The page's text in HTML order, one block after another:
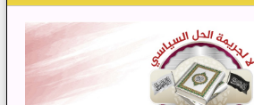
تواصل معنا
إذاعة المكتب/ سوريا